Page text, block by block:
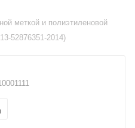
меткой и полиэтиленовой
52876351-2014)